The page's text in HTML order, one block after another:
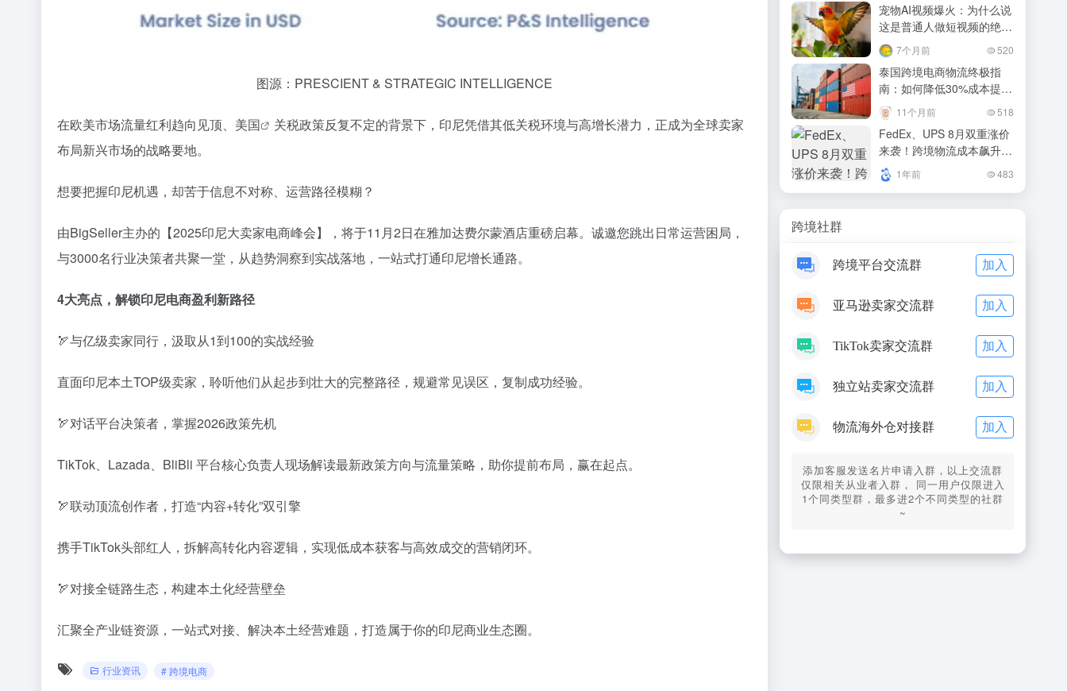
图源：PRESCIENT & STRATEGIC INTELLIGENCE
在欧美市场流量红利趋向见顶、 美国
关税政策反复不定的背景下，印尼凭借其低关税环境与高增长潜力，正成为全球卖家
布局新兴市场的战略要地。
想要把握印尼机遇，却苦于信息不对称、运营路径模糊？
由BigSeller主办的【2025印尼大卖家电商峰会】，将于11月2日在雅加达费尔蒙酒店重磅启幕。诚邀您跳出日常运营困局，
与3000名行业决策者共聚一堂，从趋势洞察到实战落地，一站式打通印尼增长通路。
4大亮点，解锁印尼电商盈利新路径
🏹与亿级卖家同行，汲取从1到100的实战经验
直面印尼本土TOP级卖家，聆听他们从起步到壮大的完整路径，规避常见误区，复制成功经验。
🏹对话平台决策者，掌握2026政策先机
TikTok、Lazada、BliBli 平台核心负责人现场解读最新政策方向与流量策略，助你提前布局，赢在起点。
🏹联动顶流创作者，打造“内容+转化”双引擎
携手TikTok头部红人，拆解高转化内容逻辑，实现低成本获客与高效成交的营销闭环。
🏹对接全链路生态，构建本土化经营壁垒
汇聚全产业链资源，一站式对接、解决本土经营难题，打造属于你的印尼商业生态圈。
行业资讯 # 跨境电商
宠物AI视频爆火：为什么说
这是普通人做短视频的绝佳
机会？7个月前 520
泰国跨境电商物流终极指
南：如何降低30%成本提升
50%时效11个月前 518
FedEx、UPS 8月双重涨价
来袭！跨境物流成本飙升，
卖家如何应对？
1年前 483
跨境社群
跨境平台交流群 加入
亚马逊卖家交流群 加入
TikTok卖家交流群 加入
独立站卖家交流群 加入
物流海外仓对接群 加入
添加客服发送名片申请入群，以上交流群
仅限相关从业者入群， 同一用户仅限进入
1个同类型群，最多进2个不同类型的社群
~